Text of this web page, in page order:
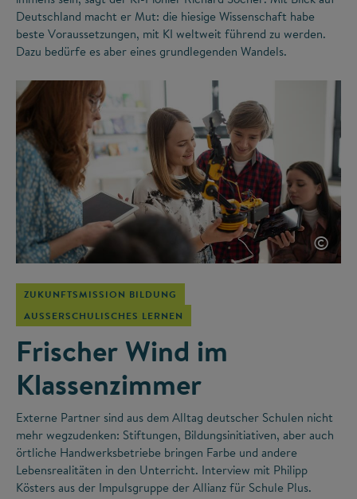
Deutschland macht er Mut: die hiesige Wissenschaft habe
beste Voraussetzungen, mit KI weltweit führend zu werden.
Dazu bedürfe es aber eines grundlegenden Wandels.
©
ZUKUNFTSMISSION BILDUNG
AUSSERSCHULISCHES LERNEN
Frischer Wind im
Klassenzimmer
Externe Partner sind aus dem Alltag deutscher Schulen nicht
mehr wegzudenken: Stiftungen, Bildungsinitiativen, aber auch
örtliche Handwerksbetriebe bringen Farbe und andere
Lebensrealitäten in den Unterricht. Interview mit Philipp
Kösters aus der Impulsgruppe der Allianz für Schule Plus.